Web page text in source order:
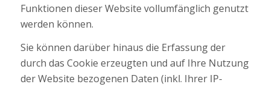
Funktionen dieser Website vollumfänglich genutzt
werden können.
Sie können darüber hinaus die Erfassung der
durch das Cookie erzeugten und auf Ihre Nutzung
der Website bezogenen Daten (inkl. Ihrer IP-